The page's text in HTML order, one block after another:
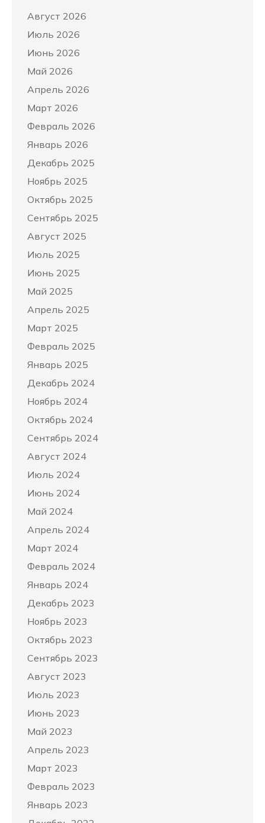
Август 2026
Июль 2026
Июнь 2026
Май 2026
Апрель 2026
Март 2026
Февраль 2026
Январь 2026
Декабрь 2025
Ноябрь 2025
Октябрь 2025
Сентябрь 2025
Август 2025
Июль 2025
Июнь 2025
Май 2025
Апрель 2025
Март 2025
Февраль 2025
Январь 2025
Декабрь 2024
Ноябрь 2024
Октябрь 2024
Сентябрь 2024
Август 2024
Июль 2024
Июнь 2024
Май 2024
Апрель 2024
Март 2024
Февраль 2024
Январь 2024
Декабрь 2023
Ноябрь 2023
Октябрь 2023
Сентябрь 2023
Август 2023
Июль 2023
Июнь 2023
Май 2023
Апрель 2023
Март 2023
Февраль 2023
Январь 2023